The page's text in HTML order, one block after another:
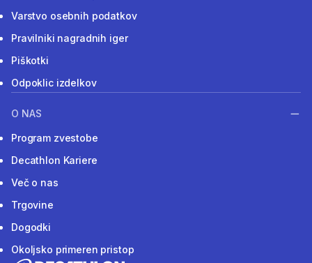
Varstvo osebnih podatkov
Pravilniki nagradnih iger
Piškotki
Odpoklic izdelkov
O NAS
Program zvestobe
Decathlon Kariere
Več o nas
Trgovine
Dogodki
Okoljsko primeren pristop